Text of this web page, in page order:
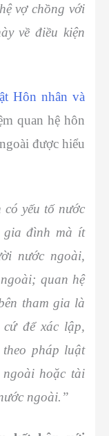
vợ chồng với
về điều kiện
Hôn nhân và
quan hệ hôn
được hiểu
yếu tố nước
gia đình mà ít
nước ngoài,
quan hệ
tham gia là
để xác lập,
pháp luật
hoặc tài
ngoài.”